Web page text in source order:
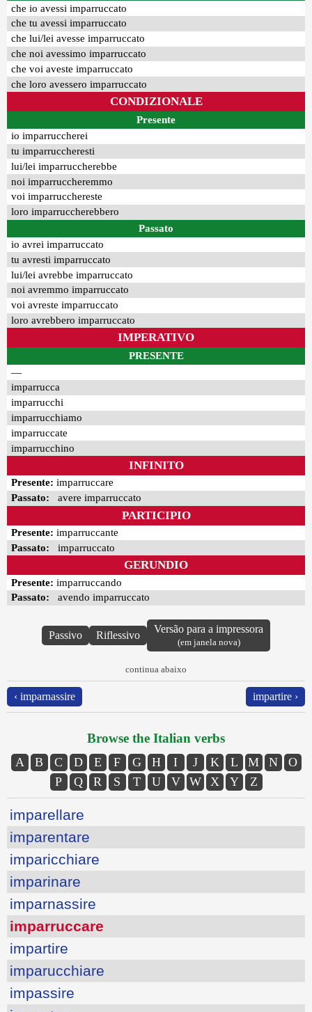
che io avessi imparruccato
che tu avessi imparruccato
che lui/lei avesse imparruccato
che noi avessimo imparruccato
che voi aveste imparruccato
che loro avessero imparruccato
CONDIZIONALE
Presente
io imparruccherei
tu imparruccheresti
lui/lei imparruccherebbe
noi imparruccheremmo
voi imparrucchereste
loro imparruccherebbero
Passato
io avrei imparruccato
tu avresti imparruccato
lui/lei avrebbe imparruccato
noi avremmo imparruccato
voi avreste imparruccato
loro avrebbero imparruccato
IMPERATIVO
PRESENTE
—
imparrucca
imparrucchi
imparrucchiamo
imparruccate
imparrucchino
INFINITO
Presente: imparruccare
Passato: avere imparruccato
PARTICIPIO
Presente: imparruccante
Passato: imparruccato
GERUNDIO
Presente: imparruccando
Passato: avendo imparruccato
Passivo Riflessivo
Versão para a impressora
(em janela nova)
continua abaixo
‹ imparnassire impartire ›
Browse the Italian verbs
A B C D E F G H I J K L M N
O
P
Q R S T U V W X Y Z
imparellare
imparentare
imparicchiare
imparinare
imparnassire
imparruccare
impartire
imparucchiare
impassire